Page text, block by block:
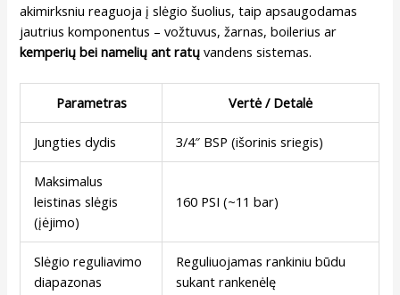
akimirksniu reaguoja į slėgio šuolius, taip apsaugodamas
jautrius komponentus – vožtuvus, žarnas, boilerius ar
kemperių bei namelių ant ratų vandens sistemas.
Parametras Vertė / Detalė
Jungties dydis 3/4″ BSP (išorinis sriegis)
Maksimalus
leistinas slėgis
(įėjimo)
160 PSI (~11 bar)
Slėgio reguliavimo
diapazonas
Reguliuojamas rankiniu būdu
sukant rankenėlę